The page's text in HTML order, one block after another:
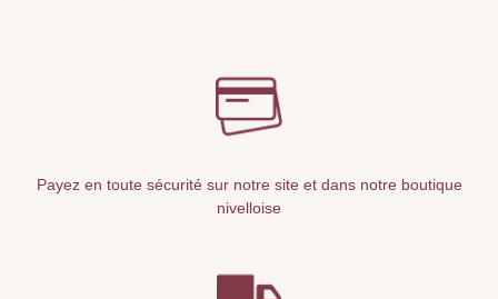
Payez en toute sécurité sur notre site et dans notre boutique
nivelloise